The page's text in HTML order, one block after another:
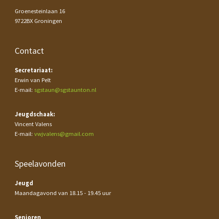
Groenesteinlaan 16
9722BX Groningen
Contact
Secretariaat:
Erwin van Pelt
E-mail: sgstaun@sgstaunton.nl
Jeugdschaak:
Vincent Valens
E-mail: vwjvalens@gmail.com
Speelavonden
Jeugd
Maandagavond van 18.15 - 19.45 uur
Senioren